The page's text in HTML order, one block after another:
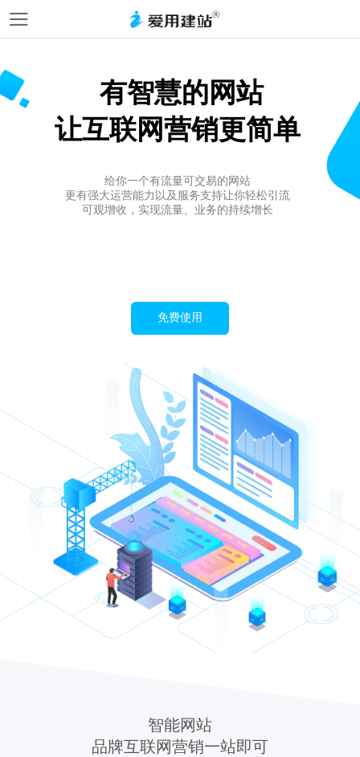
免费使用
有智慧的网站
让互联网营销更简单
给你一个有流量可交易的网站
更有强大运营能力以及服务支持让你轻松引流
可观增收，实现流量、业务的持续增长
智能网站
品牌互联网营销一站即可